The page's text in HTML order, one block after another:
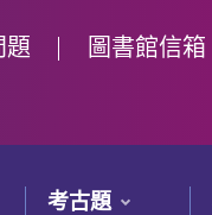
題 圖書館信箱
考古題